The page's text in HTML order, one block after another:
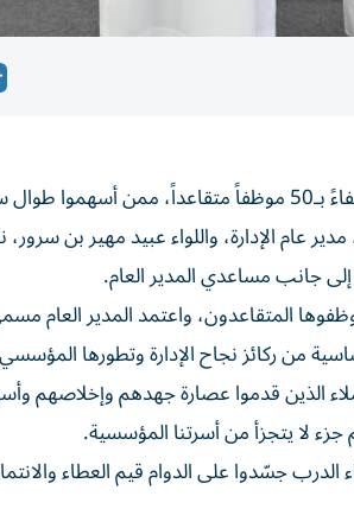
، حفل تكريم خاص لعام 2024 احتفاءً بـ50 موظفاً متقاعداً، ممن
عام الإدارة، واللواء عبيد مهير بن
إلى جانب مساعدي المدير العام.
المتقاعدون، واعتمد المدير العام
من ركائز نجاح الإدارة وتطورها
الذين قدموا عصارة جهدهم وإخلاصهم
لا يتجزأ من أسرتنا المؤسسية.
جسّدوا على الدوام قيم العطاء